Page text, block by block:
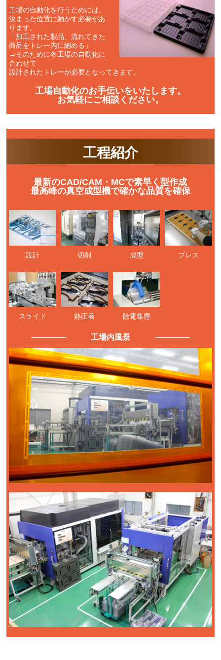
工場の自動化を行うためには、
決まった位置に動かす必要があ
ります。
「加工された製品、流れてきた
商品をトレー内に納める」
→そのために各工場の自動化に
合わせて
設計されたトレーが必要となってきます。
工場自動化のお手伝いをいたします。
お気軽にご相談ください。
工程紹介
最新のCAD/CAM・MCで素早く型作成
最高峰の真空成型機で確かな品質を確保
設計 切削 成型 プレス
スライド 熱圧着 除電集塵
工場内風景